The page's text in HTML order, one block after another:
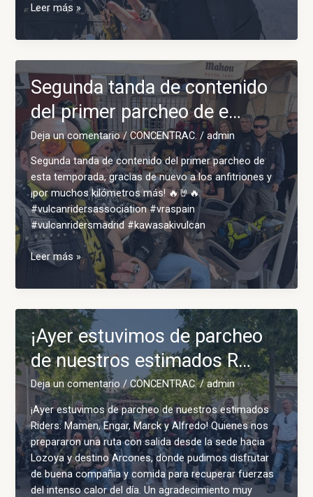
El
sábado
Riders
asistimos
al
legen…
Leer más »
Segunda tanda de contenido
del primer parcheo de e…
Deja un comentario /CONCENTRAC./admin
Segunda tanda de contenido del primer parcheo de
esta temporada, gracias de nuevo a los anfitriones y
¡por muchos kilómetros más! 🔥🤘🔥
#vulcanridersassociation #vraspain
#vulcanridersmadrid #kawasakivulcan
Segunda
de
primer
parcheo
de
e…
Leer más »
¡Ayer estuvimos de parcheo
de nuestros estimados R…
Deja un comentario /CONCENTRAC./admin
¡Ayer estuvimos de parcheo de nuestros estimados
Riders: Mamen, Engar, Marck y Alfredo! Quienes nos
prepararon una ruta con salida desde la sede hacia
Lozoya y destino Arcones, donde pudimos disfrutar
de buena compañia y comida para recuperar fuerzas
del intenso calor del día. Un agradecimiento muy